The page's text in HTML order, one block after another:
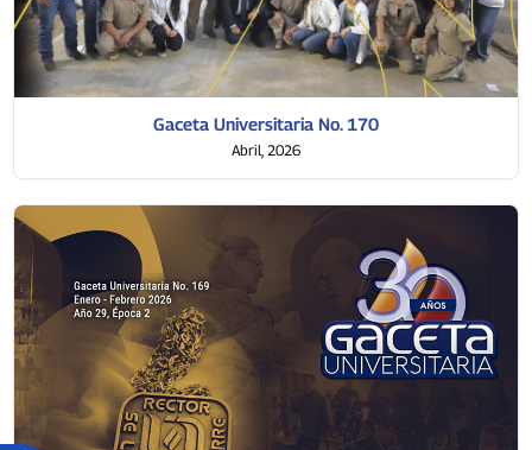
Gaceta Universitaria No. 170
Abril, 2026